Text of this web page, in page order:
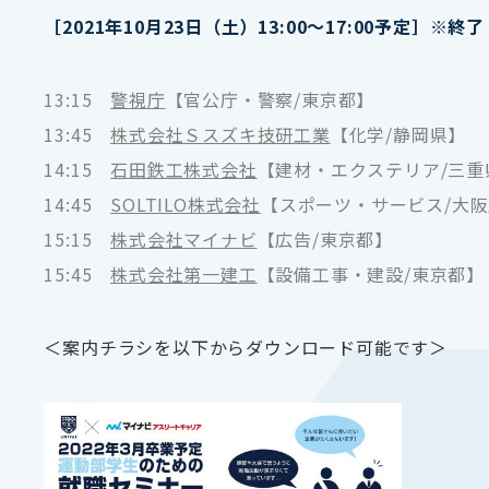
［2021年10月23日（土）13:00～17:00予定］※終了
13:15 警視庁 【官公庁・警察/東京都】
13:45株式会社Ｓスズキ技研工業 【化学/静岡県】
14:15石田鉄工株式会社 【建材・エクステリア/三重
14:45 SOLTILO株式会社 【スポーツ・サービス/大阪
15:15株式会社マイナビ 【広告/東京都】
15:45株式会社第一建工 【設備工事・建設/東京都】
＜案内チラシを以下からダウンロード可能です＞